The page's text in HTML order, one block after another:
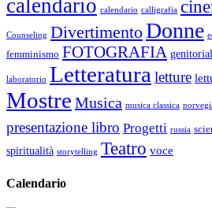
calendario calendario calligrafia
Counseling DivertimentoDonne
femminismo FOTOGRAFIA
laboratorio Letteratura letture
Mostre Musica musica classica
presentazione libro Progetti russia
spiritualità storytelling Teatro voce
Calendario